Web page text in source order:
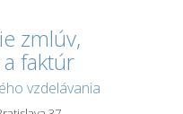
zmlúv,
faktúr
vzdelávania